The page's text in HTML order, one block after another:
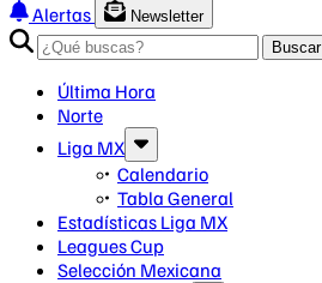
Alertas
Newsletter
Buscar
Última Hora
Norte
Liga MX
Calendario
Tabla General
Estadísticas Liga MX
Leagues Cup
Selección Mexicana